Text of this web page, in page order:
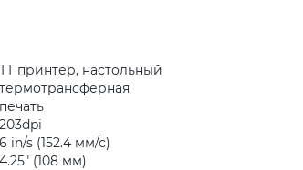
ТТ принтер, настольный
термотрансферная
печать
203dpi
6 in/s (152.4 мм/с)
4.25″ (108 мм)